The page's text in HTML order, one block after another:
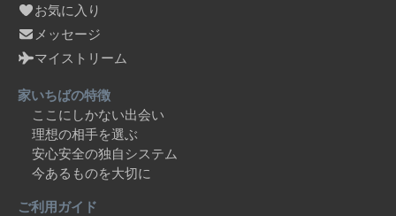
お気に入り
メッセージ
マイストリーム
家いちばの特徴
ここにしかない出会い
理想の相手を選ぶ
安心安全の独自システム
今あるものを大切に
ご利用ガイド